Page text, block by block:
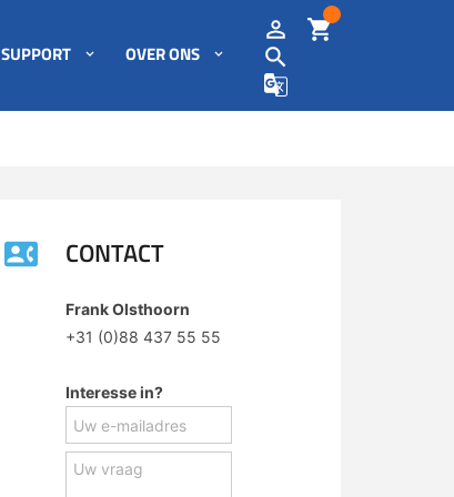
SUPPORT OVER ONS
CONTACT
Frank Olsthoorn
+31 (0)88 437 55 55
Interesse in?